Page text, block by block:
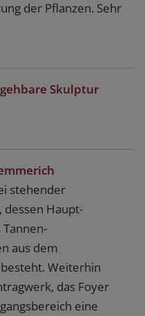
der Pflanzen. Sehr
Skulptur
stehender
dessen Haupt-
aus dem
Weiterhin
das Foyer
eine